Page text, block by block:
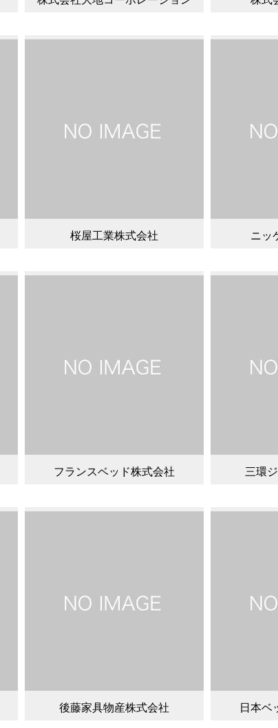
桜屋工業株式会社 ニッ
フランスベッド株式会社 三環
後藤家具物産株式会社 日本ベ